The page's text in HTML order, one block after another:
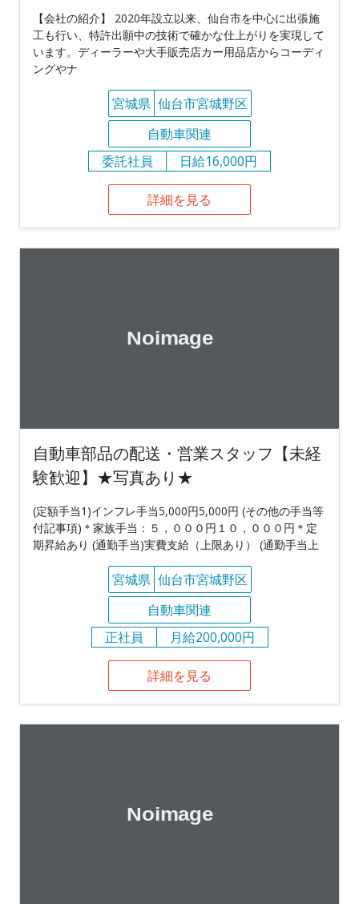
【会社の紹介】 2020年設立以来、仙台市を中心に出張施
工も行い、特許出願中の技術で確かな仕上がりを実現して
います。ディーラーや大手販売店カー用品店からコーディ
ングやナ
宮城県 仙台市宮城野区
自動車関連
委託社員
日給16,000円
詳細を見る
自動車部品の配送・営業スタッフ【未経
験歓迎】★写真あり★
(定額手当1)インフレ手当5,000円5,000円 (その他の手当等
付記事項)＊家族手当：５，０００円１０，０００円＊定
期昇給あり (通勤手当)実費支給（上限あり） (通勤手当上
宮城県 仙台市宮城野区
自動車関連
正社員
月給200,000円
詳細を見る